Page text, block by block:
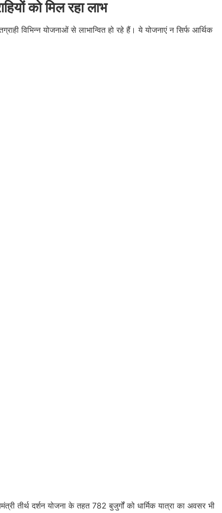
को मिल रहा लाभ
विभिन्न योजनाओं से लाभान्वित हो रहे हैं। ये योजनाएं न सिर्फ आर्थिक
तीर्थ दर्शन योजना के तहत 782 बुजुर्गों को धार्मिक यात्रा का अवसर भी